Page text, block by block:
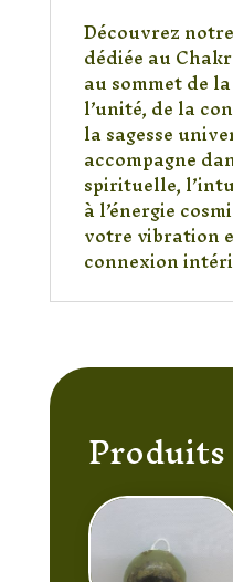
Découvrez
dédiée au
au sommet de
l’unité, de la
la sagesse
accompagne
spirituelle,
à l’énergie
votre vibration
connexion